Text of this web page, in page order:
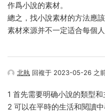
作爲小說的素材。
總之，找小說素材的方法應
素材來源并不一定适合每個人
北執 回複于 2023-05-26 之
1 首先需要明确小說的類型
2 可以在平時的生活和閱讀